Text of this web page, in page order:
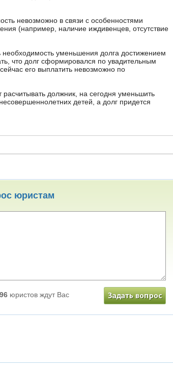
невозможно в связи с особенностями
(например, наличие иждивенцев, отсутствие
уменьшения долга достижением
что долг сформировался по увадительным
его выплатить невозможно по
должник, на сегодня уменьшить
детей, а долг придется
юристам
юристов ждут Вас